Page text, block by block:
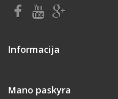
Informacija
Mano paskyra